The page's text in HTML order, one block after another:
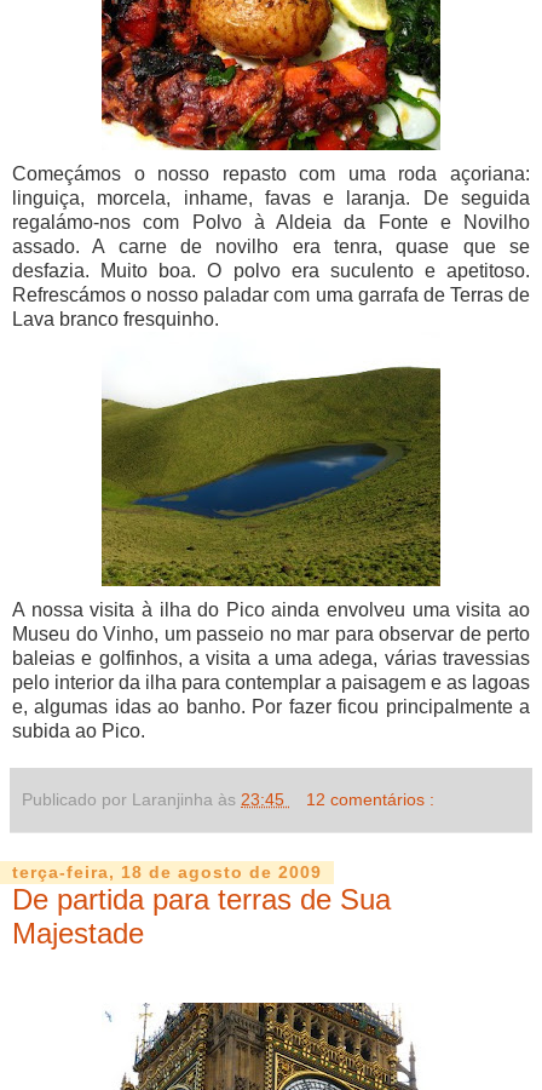
Começámos o nosso repasto com uma roda açoriana:
linguiça, morcela, inhame, favas e laranja. De seguida
regalámo-nos com Polvo à Aldeia da Fonte e Novilho
assado. A carne de novilho era tenra, quase que se
desfazia. Muito boa. O polvo era suculento e apetitoso.
Refrescámos o nosso paladar com uma garrafa de Terras de
Lava branco fresquinho.
A nossa visita à ilha do Pico ainda envolveu uma visita ao
Museu do Vinho, um passeio no mar para observar de perto
baleias e golfinhos, a visita a uma adega, várias travessias
pelo interior da ilha para contemplar a paisagem e as lagoas
e, algumas idas ao banho. Por fazer ficou principalmente a
subida ao Pico.
Publicado por Laranjinha às 23:45 12 comentários :
terça-feira, 18 de agosto de 2009
De partida para terras de Sua
Majestade